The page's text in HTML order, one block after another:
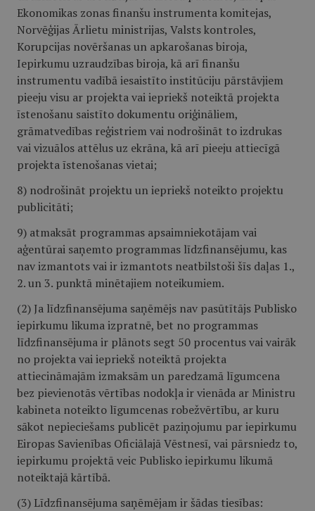
Ekonomikas zonas finanšu instrumenta komitejas,
Norvēģijas Ārlietu ministrijas, Valsts kontroles,
Korupcijas novēršanas un apkarošanas biroja,
Iepirkumu uzraudzības biroja, kā arī finanšu
instrumentu vadībā iesaistīto institūciju pārstāvjiem
pieeju visu ar projekta vai iepriekš noteiktā projekta
īstenošanu saistīto dokumentu oriģināliem,
grāmatvedības reģistriem vai nodrošināt to izdrukas
vai vizuālos attēlus uz ekrāna, kā arī pieeju attiecīgā
projekta īstenošanas vietai;
8) nodrošināt projektu un iepriekš noteikto projektu
publicitāti;
9) atmaksāt programmas apsaimniekotājam vai
aģentūrai saņemto programmas līdzfinansējumu, kas
nav izmantots vai ir izmantots neatbilstoši šīs daļas 1.,
2. un 3. punktā minētajiem noteikumiem.
(2) Ja līdzfinansējuma saņēmējs nav pasūtītājs Publisko
iepirkumu likuma izpratnē, bet no programmas
līdzfinansējuma ir plānots segt 50 procentus vai vairāk
no projekta vai iepriekš noteiktā projekta
attiecināmajām izmaksām un paredzamā līgumcena
bez pievienotās vērtības nodokļa ir vienāda ar Ministru
kabineta noteikto līgumcenas robežvērtību, ar kuru
sākot nepieciešams publicēt paziņojumu par iepirkumu
Eiropas Savienības Oficiālajā Vēstnesī, vai pārsniedz to,
iepirkumu projektā veic Publisko iepirkumu likumā
noteiktajā kārtībā.
(3) Līdzfinansējuma saņēmējam ir šādas tiesības: